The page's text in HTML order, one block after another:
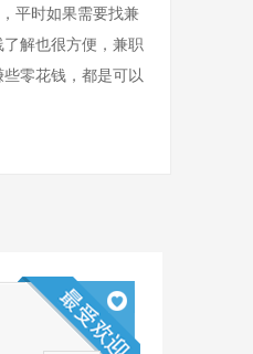
平时如果需要找兼
解也很方便，兼职
零花钱，都是可以